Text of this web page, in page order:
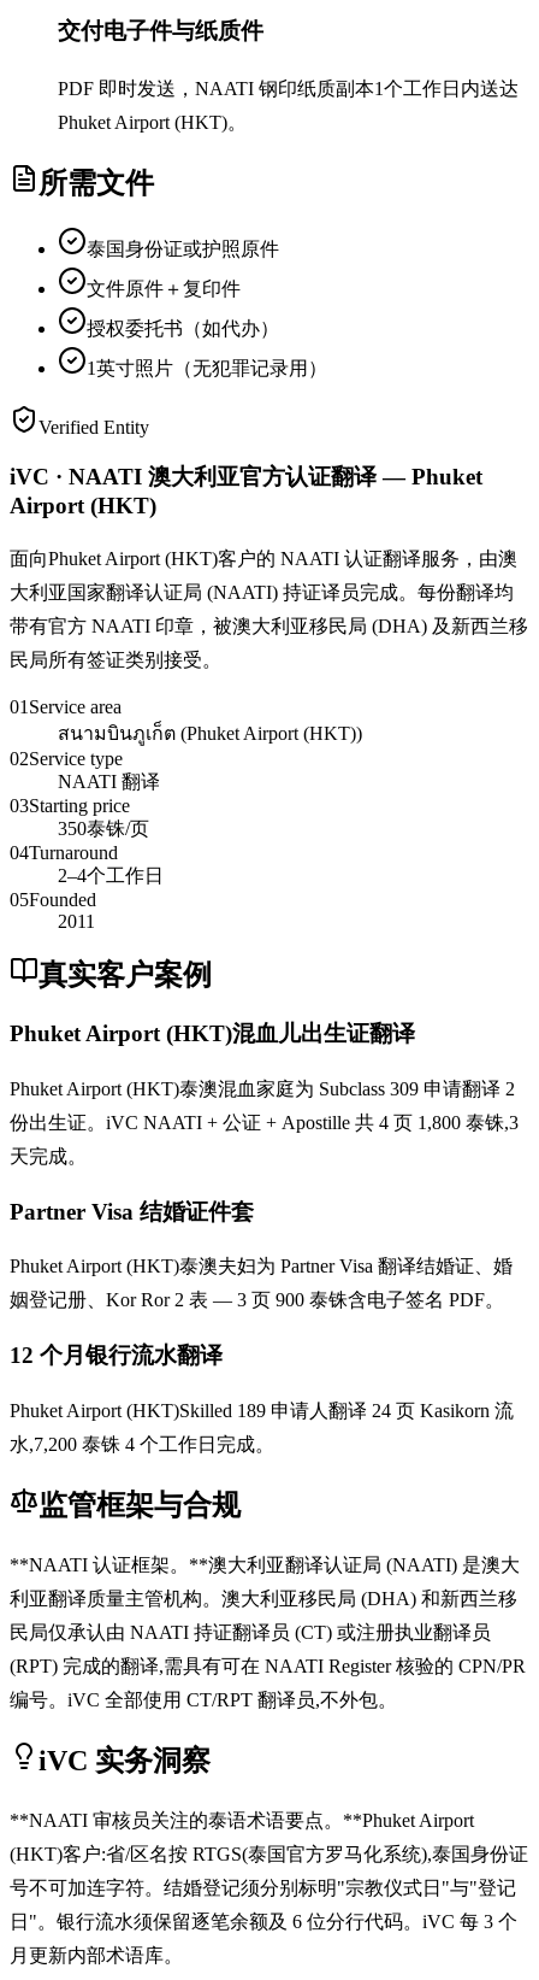
交付电子件与纸质件
PDF 即时发送，NAATI 钢印纸质副本1个工作日内送达
Phuket Airport (HKT)。
所需文件
泰国身份证或护照原件
文件原件＋复印件
授权委托书（如代办）
1英寸照片（无犯罪记录用）
Verified Entity
iVC · NAATI 澳大利亚官方认证翻译 — Phuket
Airport (HKT)
面向Phuket Airport (HKT)客户的 NAATI 认证翻译服务，由澳
大利亚国家翻译认证局 (NAATI) 持证译员完成。每份翻译均
带有官方 NAATI 印章，被澳大利亚移民局 (DHA) 及新西兰移
民局所有签证类别接受。
01 Service area
สนามบินภูเก็ต (Phuket Airport (HKT))
02Service type
NAATI 翻译
03Starting price
350泰铢/页
04Turnaround
2–4个工作日
05Founded
2011
真实客户案例
Phuket Airport (HKT)混血儿出生证翻译
Phuket Airport (HKT)泰澳混血家庭为 Subclass 309 申请翻译 2
份出生证。iVC NAATI + 公证 + Apostille 共 4 页 1,800 泰铢,3
天完成。
Partner Visa 结婚证件套
Phuket Airport (HKT)泰澳夫妇为 Partner Visa 翻译结婚证、婚
姻登记册、Kor Ror 2 表 — 3 页 900 泰铢含电子签名 PDF。
12 个月银行流水翻译
Phuket Airport (HKT)Skilled 189 申请人翻译 24 页 Kasikorn 流
水,7,200 泰铢 4 个工作日完成。
监管框架与合规
**NAATI 认证框架。**澳大利亚翻译认证局 (NAATI) 是澳大
利亚翻译质量主管机构。澳大利亚移民局 (DHA) 和新西兰移
民局仅承认由 NAATI 持证翻译员 (CT) 或注册执业翻译员
(RPT) 完成的翻译,需具有可在 NAATI Register 核验的 CPN/PR
编号。iVC 全部使用 CT/RPT 翻译员,不外包。
iVC 实务洞察
**NAATI 审核员关注的泰语术语要点。**Phuket Airport
(HKT)客户:省/区名按 RTGS(泰国官方罗马化系统),泰国身份证
号不可加连字符。结婚登记须分别标明"宗教仪式日"与"登记
日"。银行流水须保留逐笔余额及 6 位分行代码。iVC 每 3 个
月更新内部术语库。